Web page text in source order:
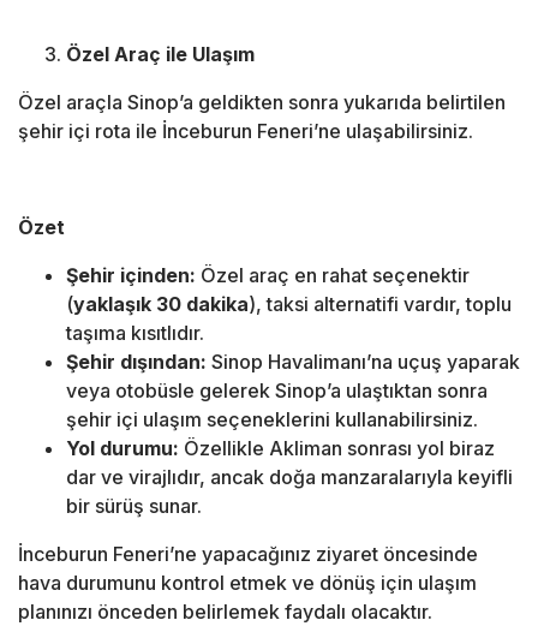
Özel Araç ile Ulaşım
Özel araçla Sinop’a geldikten sonra yukarıda belirtilen
şehir içi rota ile İnceburun Feneri’ne ulaşabilirsiniz.
Özet
Şehir içinden: Özel araç en rahat seçenektir
(yaklaşık 30 dakika), taksi alternatifi vardır, toplu
taşıma kısıtlıdır.
Şehir dışından: Sinop Havalimanı’na uçuş yaparak
veya otobüsle gelerek Sinop’a ulaştıktan sonra
şehir içi ulaşım seçeneklerini kullanabilirsiniz.
Yol durumu: Özellikle Akliman sonrası yol biraz
dar ve virajlıdır, ancak doğa manzaralarıyla keyifli
bir sürüş sunar.
İnceburun Feneri’ne yapacağınız ziyaret öncesinde
hava durumunu kontrol etmek ve dönüş için ulaşım
planınızı önceden belirlemek faydalı olacaktır.